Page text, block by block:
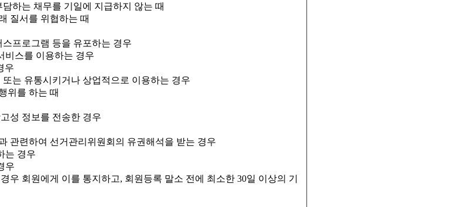
하는 채무를 기일에 지급하지 않는 때
질서를 위협하는 때
프로그램 등을 유포하는 경우
비스를 이용하는 경우
우
는 유통시키거나 상업적으로 이용하는 경우
위를 하는 때
성 정보를 전송한 경우
관련하여 선거관리위원회의 유권해석을 받는 경우
는 경우
우
회원에게 이를 통지하고, 회원등록 말소 전에 최소한 30일 이상의 기